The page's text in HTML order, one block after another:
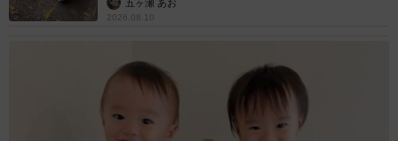
五ヶ瀬 あお
2026.08.10